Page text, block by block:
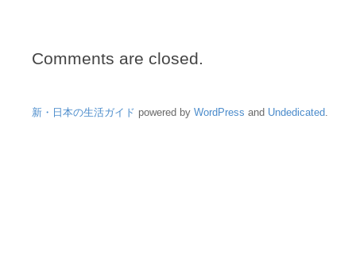
Comments are closed.
新・日本の生活ガイド powered by WordPress and Undedicated.